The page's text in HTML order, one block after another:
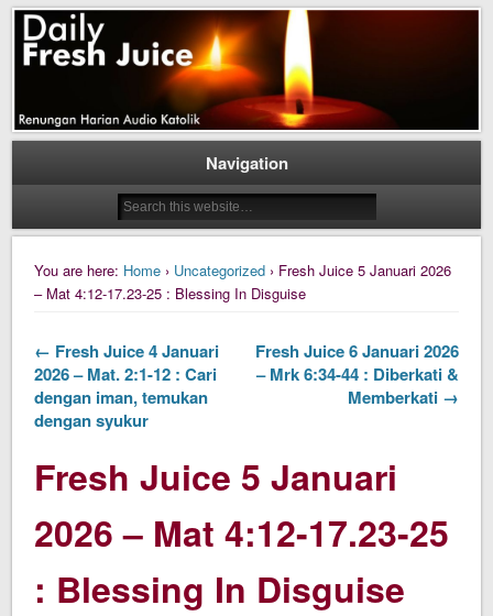
Daily Fresh Juice
Daily Fresh Juice Renungan Harian Katolik Menyejukkan dan Menyegarkan
Navigation
You are here: Home › Uncategorized › Fresh Juice 5 Januari 2026
– Mat 4:12-17.23-25 : Blessing In Disguise
← Fresh Juice 4 Januari
2026 – Mat. 2:1-12 : Cari
dengan iman, temukan
dengan syukur
Fresh Juice 6 Januari 2026
– Mrk 6:34-44 : Diberkati &
Memberkati →
Fresh Juice 5 Januari
2026 – Mat 4:12-17.23-25
: Blessing In Disguise